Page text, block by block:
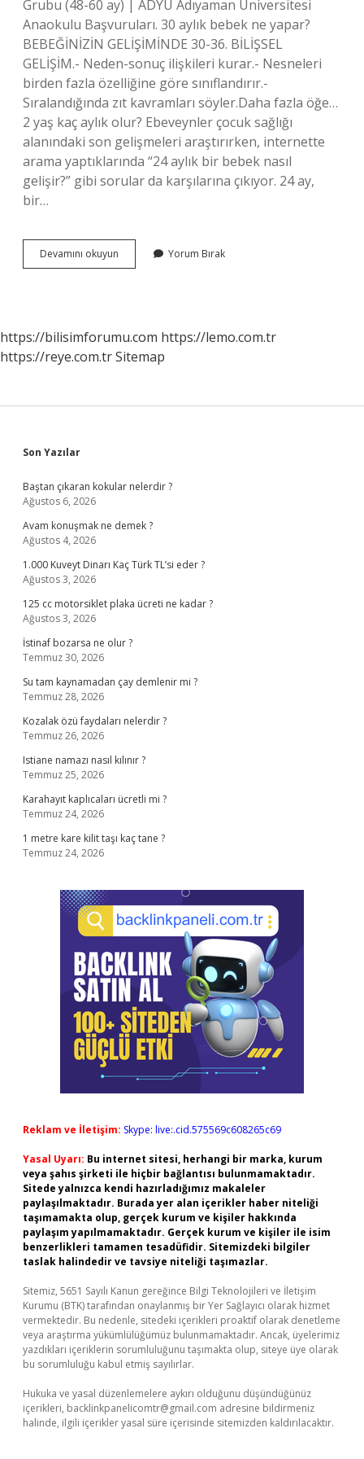
Grubu (48-60 ay) | ADYÜ Adıyaman Üniversitesi
Anaokulu Başvuruları. 30 aylık bebek ne yapar?
BEBEĞİNİZİN GELİŞİMİNDE 30-36. BİLİŞSEL
GELİŞİM.- Neden-sonuç ilişkileri kurar.- Nesneleri
birden fazla özelliğine göre sınıflandırır.-
Sıralandığında zıt kavramları söyler.Daha fazla öğe…
2 yaş kaç aylık olur? Ebeveynler çocuk sağlığı
alanındaki son gelişmeleri araştırırken, internette
arama yaptıklarında “24 aylık bir bebek nasıl
gelişir?” gibi sorular da karşılarına çıkıyor. 24 ay,
bir…
Devamını okuyun
Aylık
Yorum Bırak
https://bilisimforumu.com https://lemo.com.tr
https://reye.com.trSitemap
Sidebar
Son Yazılar
Baştan çıkaran kokular nelerdir ?
Ağustos 6, 2026
Avam konuşmak ne demek ?
Ağustos 4, 2026
1.000 Kuveyt Dinarı Kaç Türk TL’si eder ?
Ağustos 3, 2026
125 cc motorsiklet plaka ücreti ne kadar ?
Ağustos 3, 2026
İstinaf bozarsa ne olur ?
Temmuz 30, 2026
Su tam kaynamadan çay demlenir mi ?
Temmuz 28, 2026
Kozalak özü faydaları nelerdir ?
Temmuz 26, 2026
Istiane namazı nasıl kılınır ?
Temmuz 25, 2026
Karahayıt kaplıcaları ücretli mi ?
Temmuz 24, 2026
1 metre kare kilit taşı kaç tane ?
Temmuz 24, 2026
Reklam ve İletişim: Skype: live:.cid.575569c608265c69
Yasal Uyarı: Bu internet sitesi, herhangi bir marka, kurum
veya şahıs şirketi ile hiçbir bağlantısı bulunmamaktadır.
Sitede yalnızca kendi hazırladığımız makaleler
paylaşılmaktadır. Burada yer alan içerikler haber niteliği
taşımamakta olup, gerçek kurum ve kişiler hakkında
paylaşım yapılmamaktadır. Gerçek kurum ve kişiler ile isim
benzerlikleri tamamen tesadüfidir. Sitemizdeki bilgiler
taslak halindedir ve tavsiye niteliği taşımazlar.
Sitemiz, 5651 Sayılı Kanun gereğince Bilgi Teknolojileri ve İletişim
Kurumu (BTK) tarafından onaylanmış bir Yer Sağlayıcı olarak hizmet
vermektedir. Bu nedenle, sitedeki içerikleri proaktif olarak denetleme
veya araştırma yükümlülüğümüz bulunmamaktadır. Ancak, üyelerimiz
yazdıkları içeriklerin sorumluluğunu taşımakta olup, siteye üye olarak
bu sorumluluğu kabul etmiş sayılırlar.
Hukuka ve yasal düzenlemelere aykırı olduğunu düşündüğünüz
içerikleri, backlinkpanelicomtr@gmail.com adresine bildirmeniz
halinde, ilgili içerikler yasal süre içerisinde sitemizden kaldırılacaktır.